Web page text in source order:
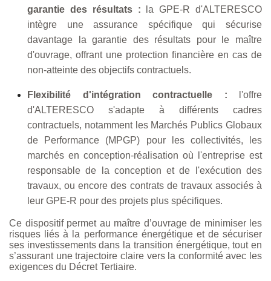
garantie des résultats : la GPE-R d'ALTERESCO
intègre une assurance spécifique qui sécurise
davantage la garantie des résultats pour le maître
d'ouvrage, offrant une protection financière en cas de
non-atteinte des objectifs contractuels.
Flexibilité d'intégration contractuelle : l'offre
d'ALTERESCO s'adapte à différents cadres
contractuels, notamment les Marchés Publics Globaux
de Performance (MPGP) pour les collectivités, les
marchés en conception-réalisation où l'entreprise est
responsable de la conception et de l'exécution des
travaux, ou encore des contrats de travaux associés à
leur GPE-R pour des projets plus spécifiques.
Ce dispositif permet au maître d’ouvrage de minimiser les
risques liés à la performance énergétique et de sécuriser
ses investissements dans la transition énergétique, tout en
s’assurant une trajectoire claire vers la conformité avec les
exigences du Décret Tertiaire.